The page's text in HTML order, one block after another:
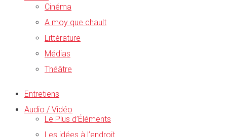
Cinéma
A moy que chault
Littérature
Médias
Théâtre
Entretiens
Audio / Vidéo
Le Plus d’Éléments
Les idées à l’endroit